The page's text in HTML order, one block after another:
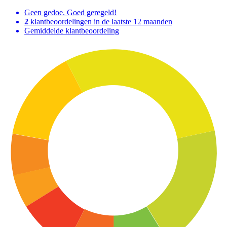
Geen gedoe. Goed geregeld!
2 klantbeoordelingen in de laatste 12 maanden
Gemiddelde klantbeoordeling